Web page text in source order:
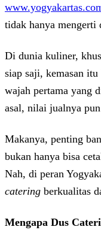
tidak hanya mengerti
Di dunia kuliner,
siap saji, kemasan
wajah pertama yang
asal, nilai jualnya
Makanya, penting
bukan hanya bisa
Nah, di peran
catering berkualitas
Mengapa Dus